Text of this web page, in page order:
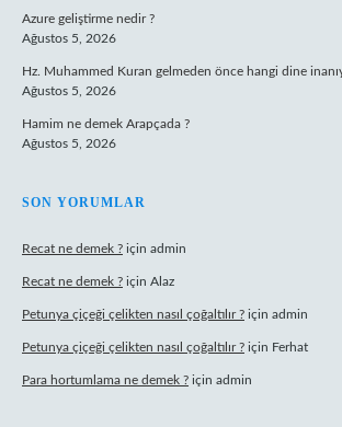
Azure geliştirme nedir ?
Ağustos 5, 2026
Hz. Muhammed Kuran gelmeden önce hangi dine
Ağustos 5, 2026
Hamim ne demek Arapçada ?
Ağustos 5, 2026
SON YORUMLAR
Recat ne demek ? için admin
Recat ne demek ? için Alaz
Petunya çiçeği çelikten nasıl çoğaltılır ? için admin
Petunya çiçeği çelikten nasıl çoğaltılır ? için Ferhat
Para hortumlama ne demek ? için admin